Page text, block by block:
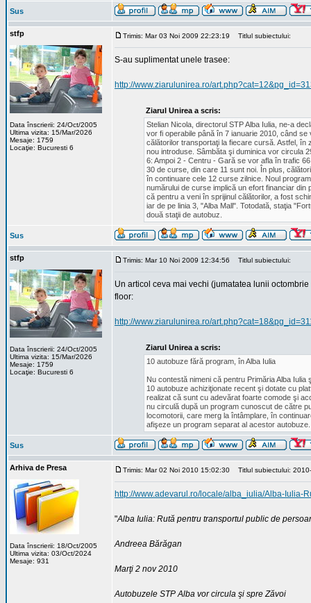
Sus
stfp
Data înscrierii: 24/Oct/2005
Ultima vizita: 15/Mar/2026
Mesaje: 1759
Locaţie: Bucuresti 6
Trimis: Mar 03 Noi 2009 22:23:19 Titlul subiectului:
S-au suplimentat unele trasee:
http://www.ziarulunirea.ro/
Ziarul Unirea a scris:
Stelian Nicola, directorul STP Alba Iulia, ne-a
vor fi operabile până în 7 ianuarie 2010, când
călătorilor transportaţi la fiecare cursă. Astfel, în
nou introduse. Sâmbăta şi duminica vor circula
6: Ampoi 2 - Centru - Gară se vor afla în trafic
30 de curse, din care 11 sunt noi. În plus,
în continuare cele 12 curse zilnice. Noul
numărului de curse implică un efort financiar
că pentru a veni în sprijinul călătorilor, a fost
iar de pe linia 3, "Alba Mall". Totodată, staţia
două staţii de autobuz.
Sus
stfp
Data înscrierii: 24/Oct/2005
Ultima vizita: 15/Mar/2026
Mesaje: 1759
Locaţie: Bucuresti 6
Trimis: Mar 10 Noi 2009 12:34:56 Titlul subiectului:
Un articol ceva mai vechi (jumatatea lunii
floor:
http://www.ziarulunirea.ro/
Ziarul Unirea a scris:
10 autobuze fără program, în Alba Iulia
Nu contestă nimeni că pentru Primăria Alba
10 autobuze achiziţionate recent şi dotate cu
realizat că sunt cu adevărat foarte comode şi
nu circulă după un program cunoscut de către
locomotorii, care merg la întâmplare, în
afişeze un program separat al acestor autobuze.
Sus
Arhiva de Presa
Data înscrierii: 18/Oct/2005
Ultima vizita: 03/Oct/2024
Mesaje: 931
Trimis: Mar 02 Noi 2010 15:02:30 Titlul subiectului:
http://www.adevarul.ro/locale/alba_iulia/Alba-Iulia-
"Alba Iulia: Rută pentru transportul public de
Andreea Bărăgan
Marţi 2 nov 2010
Autobuzele STP Alba vor circula şi spre Zăvoi